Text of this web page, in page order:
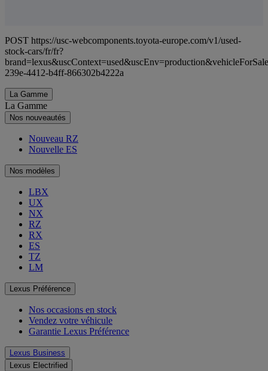
POST https://usc-webcomponents.toyota-europe.com/v1/used-
stock-cars/fr/fr?
239e-4412-b4ff-866302b4222a
La Gamme
La Gamme
Nos nouveautés
Nouveau RZ
Nouvelle ES
Nos modèles
LBX
UX
NX
RZ
RX
ES
TZ
LM
Lexus Préférence
Nos occasions en stock
Vendez votre véhicule
Garantie Lexus Préférence
Lexus Business
Lexus Electrified